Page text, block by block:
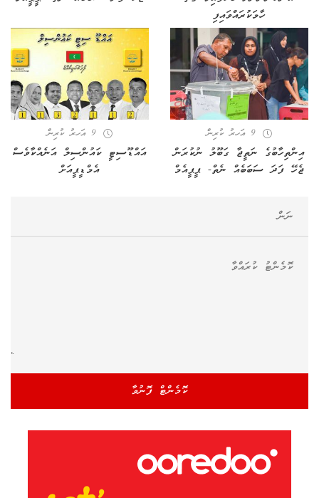
ހާމަކުރައްވައިފި
9 އަހރު ކުރިން
އިންތިހާބުގެ ނަތީޖާ ގަބޫލު ނުކުރަން
ޖެހޭ ފަދަ ސަބަބެއް ނެތް- ޕީޕީއެމް
9 އަހރު ކުރިން
އައްޑޫސިޓީ ކައުންސިލް އަނެއްކާވެސް
އެމްޑީޕީއަށް